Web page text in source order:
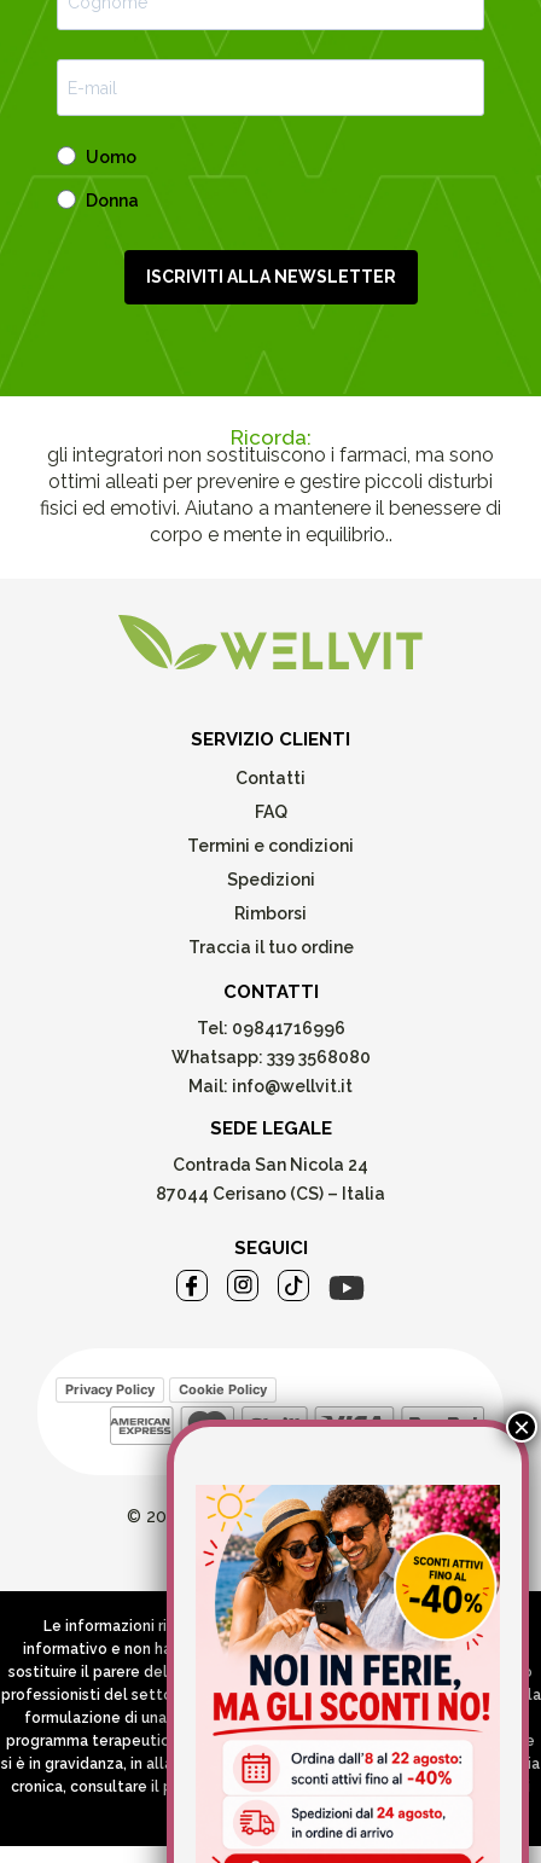
Uomo
Donna
ISCRIVITI ALLA NEWSLETTER
Ricorda:
gli integratori non sostituiscono i farmaci, ma sono
ottimi alleati per prevenire e gestire piccoli disturbi
fisici ed emotivi. Aiutano a mantenere il benessere di
corpo e mente in equilibrio..
SERVIZIO CLIENTI
Contatti
FAQ
Termini e condizioni
Spedizioni
Rimborsi
Traccia il tuo ordine
CONTATTI
Tel: 09841716996
Whatsapp: 339 3568080
Mail: info@wellvit.it
SEDE LEGALE
Contrada San Nicola 24
87044 Cerisano (CS) – Italia
SEGUICI
Privacy Policy Cookie Policy
© 2026 Wellvit All Rights Reserved
Credits:Aries comunica
Le informazioni riportate nel Sito hanno esclusivamente scopo
informativo e non hanno in alcun modo né la pretesa né l’obiettivo di
sostituire il parere del medico e/o specialista, di altri operatori sanitari o
professionisti del settore che devono in ogni caso essere contattati per la
formulazione di una diagnosi o l’indicazione di un eventuale corretto
programma terapeutico e/o dietetico e/o di integrazione alimentare. Se
si è in gravidanza, in allattamento o si stanno assumendo farmaci in terapia
cronica, consultare il proprio medico curante prima di assumere qualsiasi
integratore.